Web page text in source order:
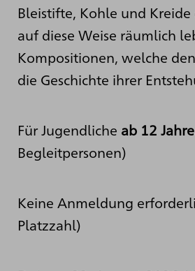
Bleistifte, Kohle und
auf diese Weise räumlich
Kompositionen, welche
die Geschichte ihrer
Für Jugendliche ab 12
Begleitpersonen)
Keine Anmeldung
Platzzahl)